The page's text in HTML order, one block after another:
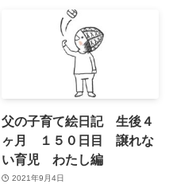
父の子育て絵日記 生後４
ヶ月 １５０日目 譲れな
い育児 わたし編
2021年9月4日